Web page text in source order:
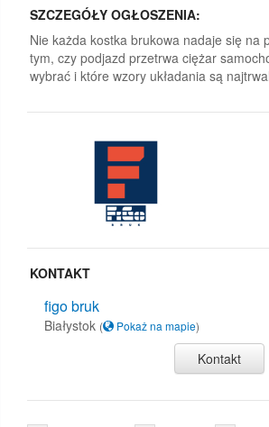
SZCZEGÓŁY OGŁOSZENIA:
Nie każda kostka brukowa nadaje się na
tym, czy podjazd przetrwa ciężar
wybrać i które wzory układania są
KONTAKT
figo bruk
Białystok ( Pokaż na mapie)
Kontakt